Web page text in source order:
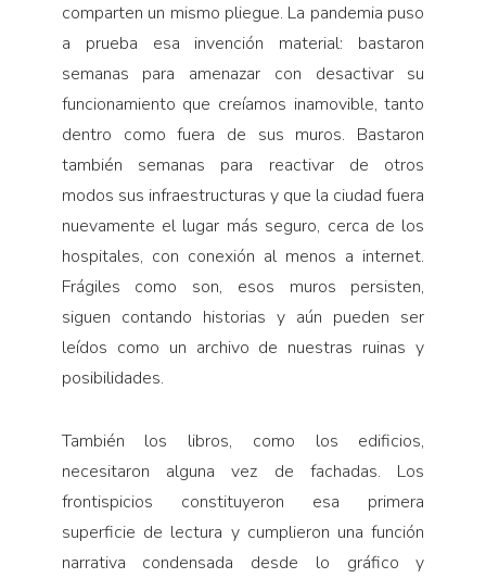
comparten un mismo pliegue. La pandemia puso
a prueba esa invención material: bastaron
semanas para amenazar con desactivar su
funcionamiento que creíamos inamovible, tanto
dentro como fuera de sus muros. Bastaron
también semanas para reactivar de otros
modos sus infraestructuras y que la ciudad fuera
nuevamente el lugar más seguro, cerca de los
hospitales, con conexión al menos a internet.
Frágiles como son, esos muros persisten,
siguen contando historias y aún pueden ser
leídos como un archivo de nuestras ruinas y
posibilidades.
También los libros, como los edificios,
necesitaron alguna vez de fachadas. Los
frontispicios constituyeron esa primera
superficie de lectura y cumplieron una función
narrativa condensada desde lo gráfico y